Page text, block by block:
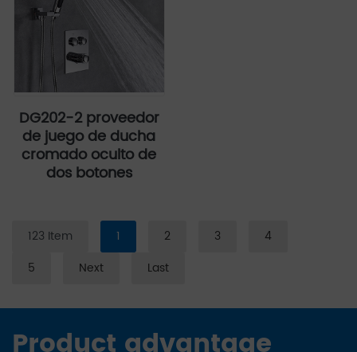
DG202-2 proveedor
de juego de ducha
cromado oculto de
dos botones
123 Item 1 2 3
4
5
Next Last